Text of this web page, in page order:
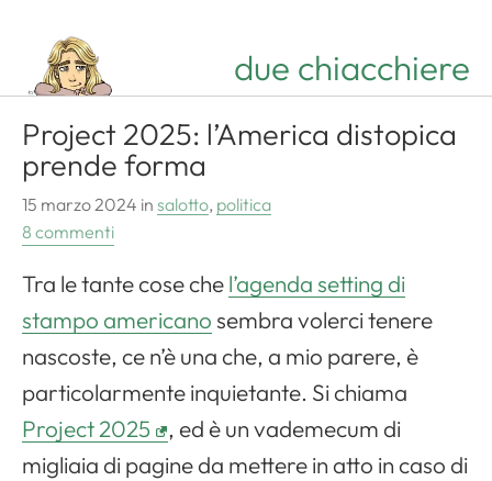
due chiacchiere
Project 2025: l’America distopica
prende forma
15 marzo 2024 in salotto, politica
8 commenti
Tra le tante cose chel’agenda setting di
stampo americanosembra volerci tenere
nascoste, ce n’è una che, a mio parere, è
particolarmente inquietante. Si chiama
Project 2025
, ed è un vademecum di
migliaia di pagine da mettere in atto in caso di